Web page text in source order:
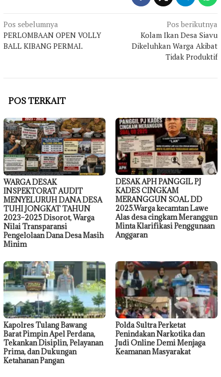
Navigasi
pos
Pos sebelumnya
PERLOMBAAN OPEN VOLLY
BALL KIBANG PERMAI.
Pos berikutnya
Kolam Ikan Desa Siavu
Dikeluhkan Warga Akibat
Tidak Produktif
POS TERKAIT
WARGA DESAK
INSPEKTORAT AUDIT
MENYELURUH DANA DESA
TUHI JONGKAT TAHUN
2023–2025 Disorot, Warga
Nilai Transparansi
Pengelolaan Dana Desa Masih
Minim
DESAK APH PANGGIL PJ
KADES CINGKAM
MERANGGUN SOAL DD
2025.Warga kecamtan Lawe
Alas desa cingkam Meranggun
Minta Klarifikasi Penggunaan
Anggaran
Kapolres Tulang Bawang
Barat Pimpin Apel Perdana,
Tekankan Disiplin, Pelayanan
Prima, dan Dukungan
Ketahanan Pangan
Polda Sultra Perketat
Penindakan Narkotika dan
Judi Online Demi Menjaga
Keamanan Masyarakat